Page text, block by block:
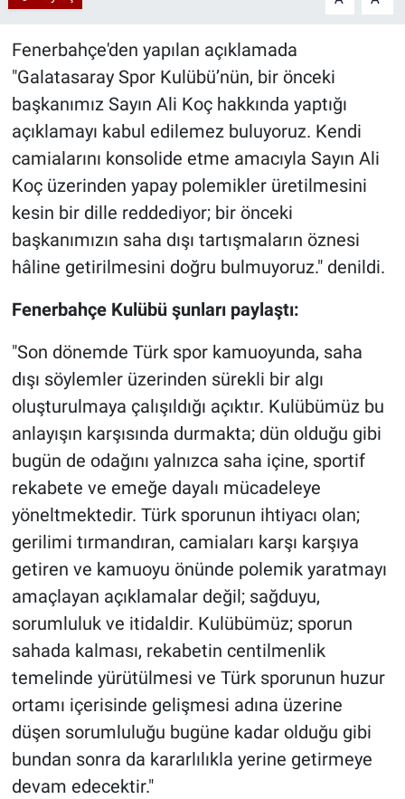
Fenerbahçe'den yapılan açıklamada
"Galatasaray Spor Kulübü’nün, bir önceki
başkanımız Sayın Ali Koç hakkında yaptığı
açıklamayı kabul edilemez buluyoruz. Kendi
camialarını konsolide etme amacıyla Sayın Ali
Koç üzerinden yapay polemikler üretilmesini
kesin bir dille reddediyor; bir önceki
başkanımızın saha dışı tartışmaların öznesi
hâline getirilmesini doğru bulmuyoruz." denildi.
Fenerbahçe Kulübü şunları paylaştı:
"Son dönemde Türk spor kamuoyunda, saha
dışı söylemler üzerinden sürekli bir algı
oluşturulmaya çalışıldığı açıktır. Kulübümüz bu
anlayışın karşısında durmakta; dün olduğu gibi
bugün de odağını yalnızca saha içine, sportif
rekabete ve emeğe dayalı mücadeleye
yöneltmektedir. Türk sporunun ihtiyacı olan;
gerilimi tırmandıran, camiaları karşı karşıya
getiren ve kamuoyu önünde polemik yaratmayı
amaçlayan açıklamalar değil; sağduyu,
sorumluluk ve itidaldir. Kulübümüz; sporun
sahada kalması, rekabetin centilmenlik
temelinde yürütülmesi ve Türk sporunun huzur
ortamı içerisinde gelişmesi adına üzerine
düşen sorumluluğu bugüne kadar olduğu gibi
bundan sonra da kararlılıkla yerine getirmeye
devam edecektir."